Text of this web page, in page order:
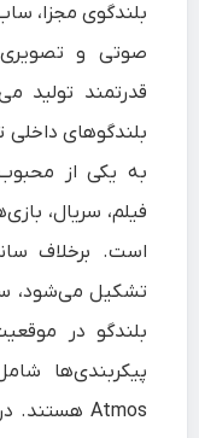
بلندگوی مجزا،
قدرتمند تولید
بلندگوهای داخلی
به یکی از
فیلم، سریال،
است. برخلاف
تشکیل می‌شود،
بلندگو در